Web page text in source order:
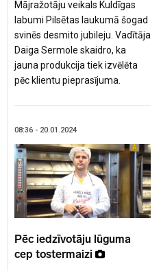
Mājražotāju veikals Kuldīgas
labumi Pilsētas laukumā šogad
svinēs desmito jubileju. Vadītāja
Daiga Sermole skaidro, ka
jauna produkcija tiek izvēlēta
pēc klientu pieprasījuma.
08:36 - 20.01.2024
Pēc iedzīvotāju lūguma
cep tostermaizi